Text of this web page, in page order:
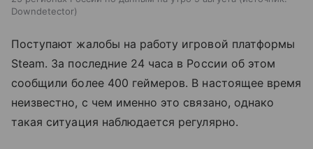
Downdetector
Поступают жалобы на работу игровой платформы
Steam. За последние 24 часа в России об этом
сообщили более 400 геймеров. В настоящее время
неизвестно, с чем именно это связано, однако
такая ситуация наблюдается регулярно.